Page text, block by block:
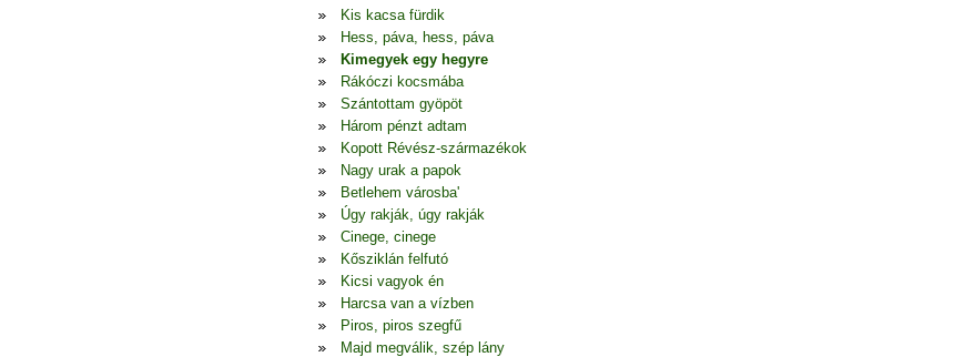
Kis kacsa fürdik
Hess, páva, hess, páva
Kimegyek egy hegyre
Rákóczi kocsmába
Szántottam gyöpöt
Három pénzt adtam
Kopott Révész-származékok
Nagy urak a papok
Betlehem városba'
Úgy rakják, úgy rakják
Cinege, cinege
Kősziklán felfutó
Kicsi vagyok én
Harcsa van a vízben
Piros, piros szegfű
Majd megválik, szép lány